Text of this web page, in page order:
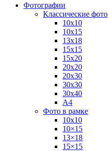
Фотографии
Классические фото
10х10
10х15
13х18
15х15
15х20
20х20
20х30
30х30
30х40
А4
Фото в рамке
10х10
10×15
13×18
15×15